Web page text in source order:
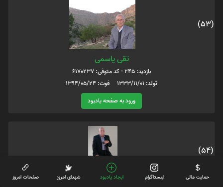
(53)
تقی یاسمی
بازدید: 245 - کد متوفی: 6170237
تولد: 1333/11/01 فوت: 1394/05/24
ورود به صفحه یادبود
(54)
حمایت مالی اینستاگرام ایجاد یادبود شهدای امروز صفحات امروز